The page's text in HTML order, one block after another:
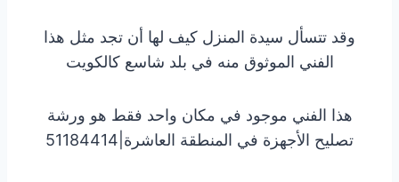
وقد تتسأل سيدة المنزل كيف لها أن تجد مثل هذا
الفني الموثوق منه في بلد شاسع كالكويت
هذا الفني موجود في مكان واحد فقط هو ورشة
تصليح الأجهزة في المنطقة العاشرة|51184414